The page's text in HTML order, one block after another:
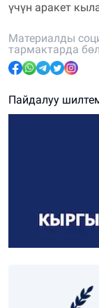
үчүн аракет
Материалды
тармактарда
Пайдалуу